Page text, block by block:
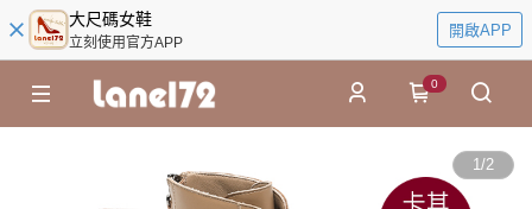
大尺碼女鞋
立刻使用官方APP
開啟APP
0
1/2